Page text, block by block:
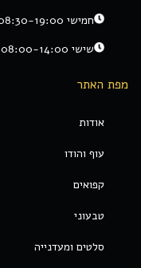
חמישי 08:30-19:00
שישי 08:00-14:00
מפת האתר
אודות
עוף והודו
קפואים
טבעוני
סלטים ומעדנייה